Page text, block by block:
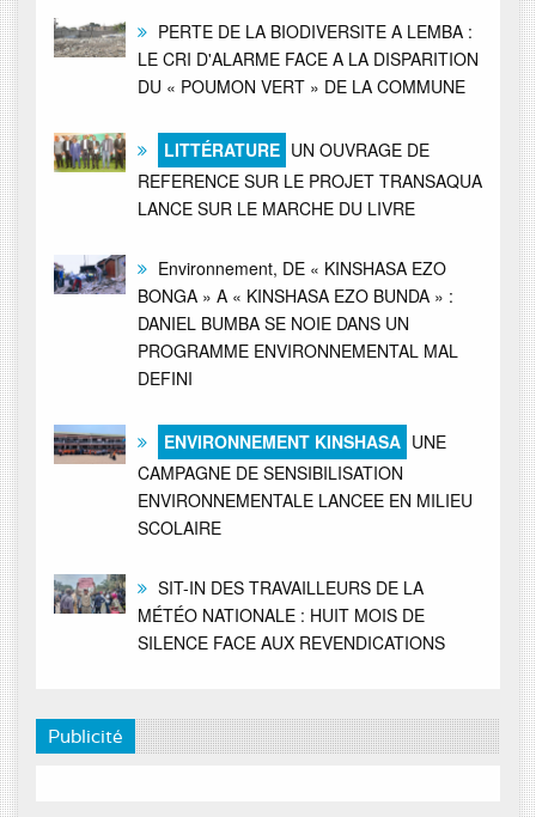
PERTE DE LA BIODIVERSITE A LEMBA :
LE CRI D'ALARME FACE A LA DISPARITION
DU « POUMON VERT » DE LA COMMUNE
LITTÉRATURE UN OUVRAGE DE
REFERENCE SUR LE PROJET TRANSAQUA
LANCE SUR LE MARCHE DU LIVRE
Environnement, DE « KINSHASA EZO
BONGA » A « KINSHASA EZO BUNDA » :
DANIEL BUMBA SE NOIE DANS UN
PROGRAMME ENVIRONNEMENTAL MAL
DEFINI
ENVIRONNEMENT KINSHASA UNE
CAMPAGNE DE SENSIBILISATION
ENVIRONNEMENTALE LANCEE EN MILIEU
SCOLAIRE
SIT-IN DES TRAVAILLEURS DE LA
MÉTÉO NATIONALE : HUIT MOIS DE
SILENCE FACE AUX REVENDICATIONS
Publicité